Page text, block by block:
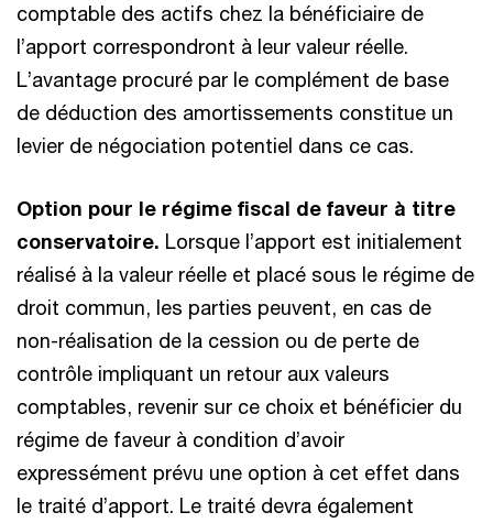
comptable des actifs chez la bénéficiaire de
l’apport correspondront à leur valeur réelle.
L’avantage procuré par le complément de base
de déduction des amortissements constitue un
levier de négociation potentiel dans ce cas.
Option pour le régime fiscal de faveur à titre
conservatoire. Lorsque l’apport est initialement
réalisé à la valeur réelle et placé sous le régime de
droit commun, les parties peuvent, en cas de
non-réalisation de la cession ou de perte de
contrôle impliquant un retour aux valeurs
comptables, revenir sur ce choix et bénéficier du
régime de faveur à condition d’avoir
expressément prévu une option à cet effet dans
le traité d’apport. Le traité devra également